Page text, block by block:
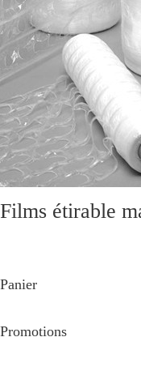
Films étirable
Panier
Promotions